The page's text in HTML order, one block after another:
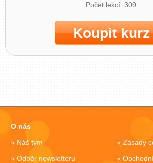
Počet lekcí: 309
Koupit kurz
O nás
Náš tým
Odběr newsletteru
Zásady